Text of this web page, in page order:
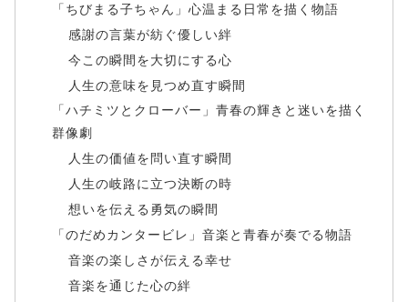
「ちびまる子ちゃん」心温まる日常を描く物語
感謝の言葉が紡ぐ優しい絆
今この瞬間を大切にする心
人生の意味を見つめ直す瞬間
「ハチミツとクローバー」青春の輝きと迷いを描く
群像劇
人生の価値を問い直す瞬間
人生の岐路に立つ決断の時
想いを伝える勇気の瞬間
「のだめカンタービレ」音楽と青春が奏でる物語
音楽の楽しさが伝える幸せ
音楽を通じた心の絆